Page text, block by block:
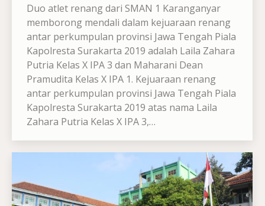
Duo atlet renang dari SMAN 1 Karanganyar
memborong mendali dalam kejuaraan renang
antar perkumpulan provinsi Jawa Tengah Piala
Kapolresta Surakarta 2019 adalah Laila Zahara
Putria Kelas X IPA 3 dan Maharani Dean
Pramudita Kelas X IPA 1. Kejuaraan renang
antar perkumpulan provinsi Jawa Tengah Piala
Kapolresta Surakarta 2019 atas nama Laila
Zahara Putria Kelas X IPA 3,…